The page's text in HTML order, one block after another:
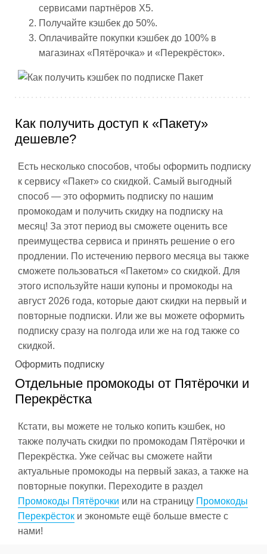
сервисами партнёров X5.
Получайте кэшбек до 50%.
Оплачивайте покупки кэшбек до 100% в
магазинах «Пятёрочка» и «Перекрёсток».
Как получить доступ к «Пакету»
дешевле?
Есть несколько способов, чтобы оформить подписку
к сервису «Пакет» со скидкой. Самый выгодный
способ — это оформить подписку по нашим
промокодам и получить скидку на подписку на
месяц! За этот период вы сможете оценить все
преимущества сервиса и принять решение о его
продлении. По истечению первого месяца вы также
сможете пользоваться «Пакетом» со скидкой. Для
этого используйте наши купоны и промокоды на
август 2026 года, которые дают скидки на первый и
повторные подписки. Или же вы можете оформить
подписку сразу на полгода или же на год также со
скидкой.
Оформить подписку
Отдельные промокоды от Пятёрочки и
Перекрёстка
Кстати, вы можете не только копить кэшбек, но
также получать скидки по промокодам Пятёрочки и
Перекрёстка. Уже сейчас вы сможете найти
актуальные промокоды на первый заказ, а также на
повторные покупки. Переходите в раздел
Промокоды Пятёрочки или на страницу Промокоды
Перекрёсток и экономьте ещё больше вместе с
нами!